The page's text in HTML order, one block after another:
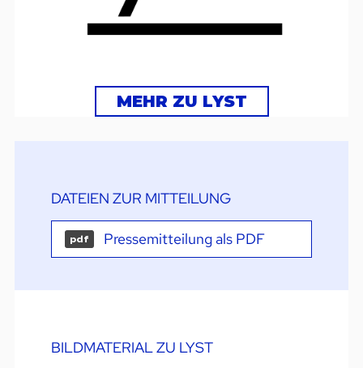
MEHR ZU LYST
DATEIEN ZUR MITTEILUNG
pdf Pressemitteilung als PDF
BILDMATERIAL ZU LYST